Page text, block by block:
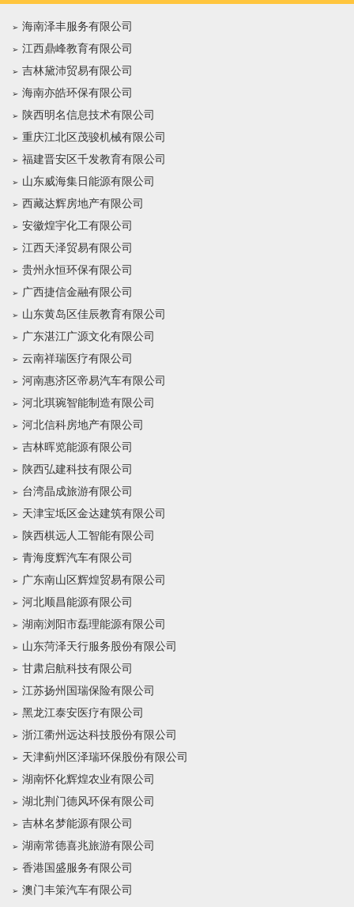
海南泽丰服务有限公司
江西鼎峰教育有限公司
吉林黛沛贸易有限公司
海南亦皓环保有限公司
陕西明名信息技术有限公司
重庆江北区茂骏机械有限公司
福建晋安区千发教育有限公司
山东威海集日能源有限公司
西藏达辉房地产有限公司
安徽煌宇化工有限公司
江西天泽贸易有限公司
贵州永恒环保有限公司
广西捷信金融有限公司
山东黄岛区佳辰教育有限公司
广东湛江广源文化有限公司
云南祥瑞医疗有限公司
河南惠济区帝易汽车有限公司
河北琪琬智能制造有限公司
河北信科房地产有限公司
吉林晖览能源有限公司
陕西弘建科技有限公司
台湾晶成旅游有限公司
天津宝坻区金达建筑有限公司
陕西棋远人工智能有限公司
青海度辉汽车有限公司
广东南山区辉煌贸易有限公司
河北顺昌能源有限公司
湖南浏阳市磊理能源有限公司
山东菏泽天行服务股份有限公司
甘肃启航科技有限公司
江苏扬州国瑞保险有限公司
黑龙江泰安医疗有限公司
浙江衢州远达科技股份有限公司
天津蓟州区泽瑞环保股份有限公司
湖南怀化辉煌农业有限公司
湖北荆门德风环保有限公司
吉林名梦能源有限公司
湖南常德喜兆旅游有限公司
香港国盛服务有限公司
澳门丰策汽车有限公司